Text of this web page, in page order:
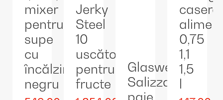
mixer
pentru
supe
cu
încălzire,
negru
Jerky
Steel
10
uscător
pentru
fructe
Glaswerk
Salizzada
paie
0,75
1,1
1,5
l